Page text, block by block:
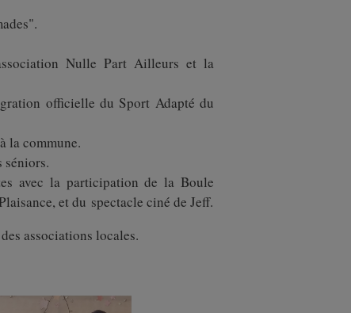
Nulle Part Ailleurs et la
officielle du Sport Adapté du
la commune.
séniors.
avec la participation de la Boule
et du spectacle ciné de Jeff.
associations locales.